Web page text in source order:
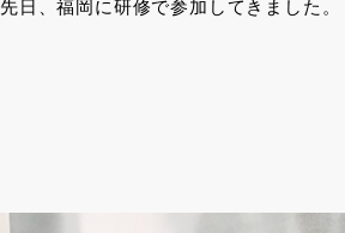
先日、福岡に研修で参加してきました。